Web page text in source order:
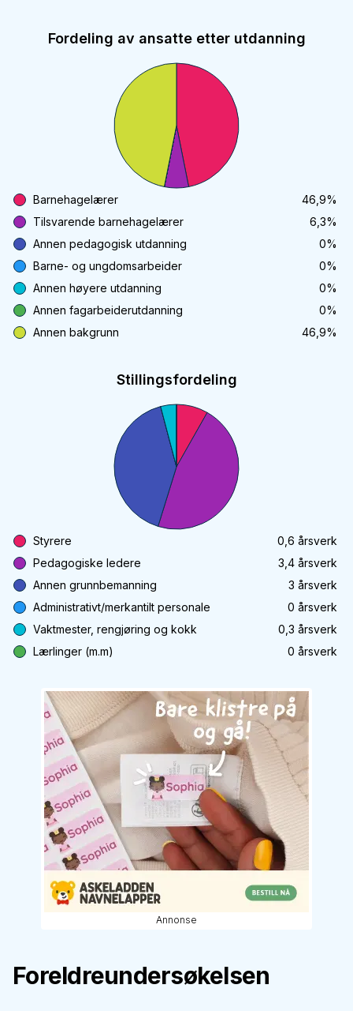
Fordeling av ansatte etter utdanning
Barnehagelærer 46,9%
Tilsvarende barnehagelærer
6,3%
Annen pedagogisk utdanning
0%
Barne- og ungdomsarbeider
0%
Annen høyere utdanning
0%
Annen fagarbeiderutdanning
0%
Annen bakgrunn
46,9%
Stillingsfordeling
Styrere 0,6 årsverk
Pedagogiske ledere
3,4 årsverk
Annen grunnbemanning
3 årsverk
Administrativt/merkantilt personale
0 årsverk
Vaktmester, rengjøring og kokk
0,3 årsverk
Lærlinger (m.m)
0 årsverk
Annonse
Foreldreundersøkelsen